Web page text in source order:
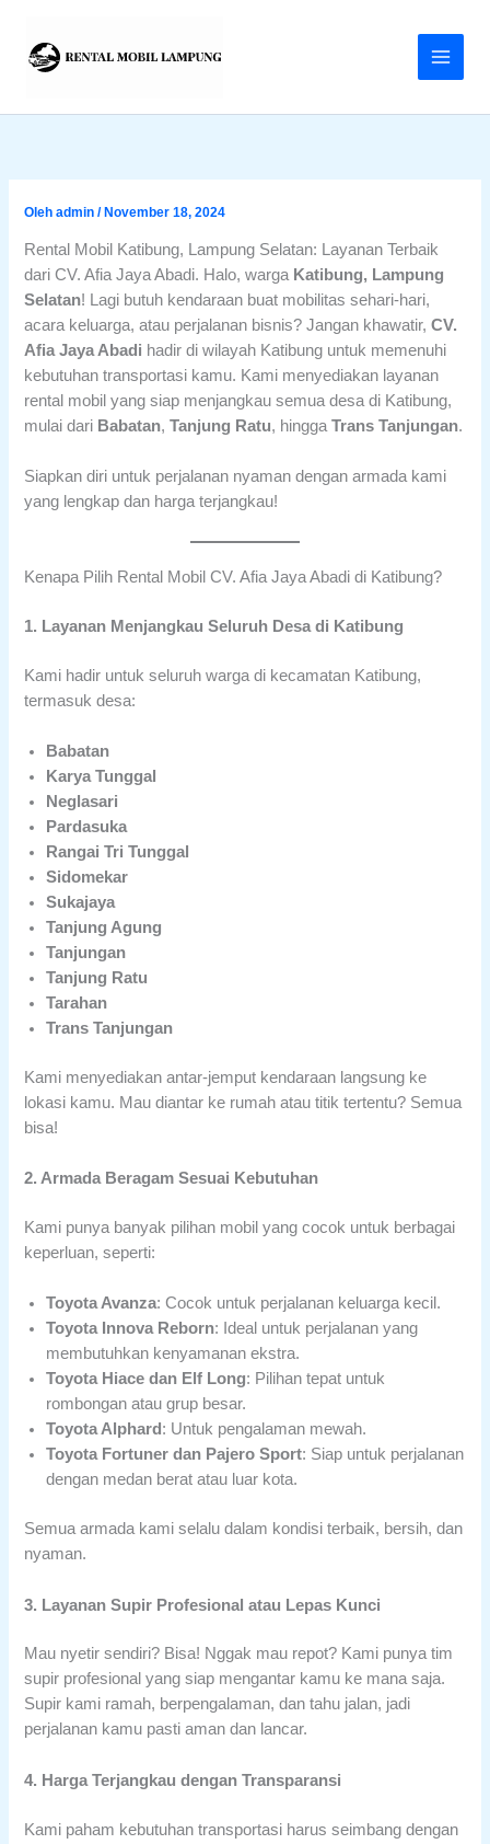
konten
Olehadmin/November 18, 2024
Rental Mobil Katibung, Lampung Selatan: Layanan Terbaik
dari CV. Afia Jaya Abadi. Halo, warga Katibung, Lampung
Selatan! Lagi butuh kendaraan buat mobilitas sehari-hari,
acara keluarga, atau perjalanan bisnis? Jangan khawatir,CV.
Afia Jaya Abadi hadir di wilayah Katibung untuk memenuhi
kebutuhan transportasi kamu. Kami menyediakan layanan
rental mobil yang siap menjangkau semua desa di Katibung,
mulai dari Babatan,Tanjung Ratu, hinggaTrans Tanjungan.
Siapkan diri untuk perjalanan nyaman dengan armada kami
yang lengkap dan harga terjangkau!
Kenapa Pilih Rental Mobil CV. Afia Jaya Abadi di Katibung?
1. Layanan Menjangkau Seluruh Desa di Katibung
Kami hadir untuk seluruh warga di kecamatan Katibung,
termasuk desa:
Babatan
Karya Tunggal
Neglasari
Pardasuka
Rangai Tri Tunggal
Sidomekar
Sukajaya
Tanjung Agung
Tanjungan
Tanjung Ratu
Tarahan
Trans Tanjungan
Kami menyediakan antar-jemput kendaraan langsung ke
lokasi kamu. Mau diantar ke rumah atau titik tertentu? Semua
bisa!
2. Armada Beragam Sesuai Kebutuhan
Kami punya banyak pilihan mobil yang cocok untuk berbagai
keperluan, seperti:
Toyota Avanza: Cocok untuk perjalanan keluarga kecil.
Toyota Innova Reborn: Ideal untuk perjalanan yang
membutuhkan kenyamanan ekstra.
Toyota Hiace dan Elf Long: Pilihan tepat untuk
rombongan atau grup besar.
Toyota Alphard : Untuk pengalaman mewah.
Toyota Fortuner dan Pajero Sport: Siap untuk perjalanan
dengan medan berat atau luar kota.
Semua armada kami selalu dalam kondisi terbaik, bersih, dan
nyaman.
3. Layanan Supir Profesional atau Lepas Kunci
Mau nyetir sendiri? Bisa! Nggak mau repot? Kami punya tim
supir profesional yang siap mengantar kamu ke mana saja.
Supir kami ramah, berpengalaman, dan tahu jalan, jadi
perjalanan kamu pasti aman dan lancar.
4. Harga Terjangkau dengan Transparansi
Kami paham kebutuhan transportasi harus seimbang dengan